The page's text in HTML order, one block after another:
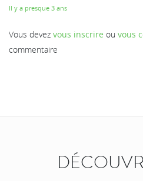
Il y a presque 3 ans
Vous devez vous inscrire ou vous
commentaire